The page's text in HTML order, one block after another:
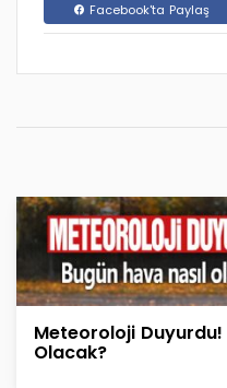
Facebook'ta Paylaş
Meteoroloji Duyurdu!
Olacak?